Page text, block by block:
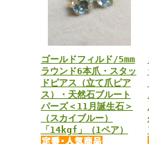
ゴールドフィルド/5mm
ラウンド6本爪・スタッ
ドピアス（立て爪ピア
ス）・天然石ブルート
パーズ＜11月誕生石＞
（スカイブルー）
「14kgf」（1ペア）